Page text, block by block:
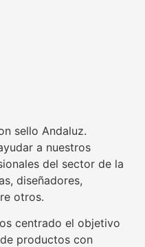
sello Andaluz.
a nuestros
del sector de la
diseñadores,
otros.
centrado el objetivo
productos con